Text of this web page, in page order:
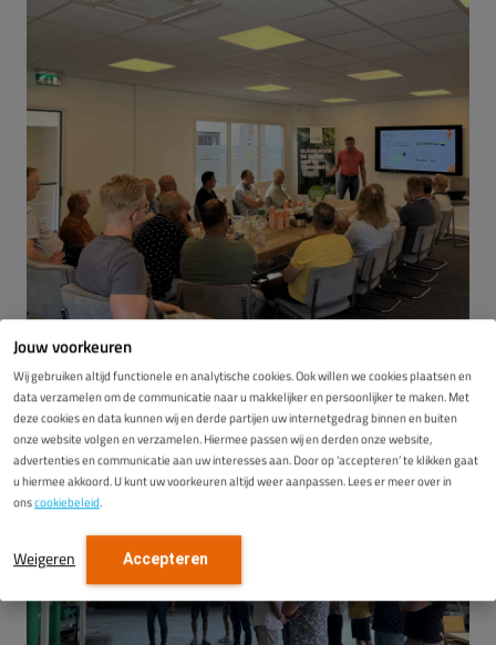
Jouw voorkeuren
Wij gebruiken altijd functionele en analytische cookies. Ook willen we cookies plaatsen en
data verzamelen om de communicatie naar u makkelijker en persoonlijker te maken. Met
deze cookies en data kunnen wij en derde partijen uw internetgedrag binnen en buiten
onze website volgen en verzamelen. Hiermee passen wij en derden onze website,
advertenties en communicatie aan uw interesses aan. Door op ‘accepteren’ te klikken gaat
u hiermee akkoord. U kunt uw voorkeuren altijd weer aanpassen. Lees er meer over in
onscookiebeleid.
Weigeren Accepteren